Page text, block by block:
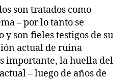
son tratados como
– por lo tanto se
son fieles testigos de su
actual de ruina
importante, la huella del
– luego de años de